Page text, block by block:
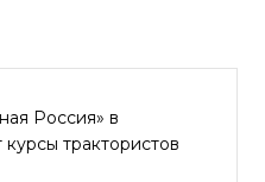
Россия» в
трактористов